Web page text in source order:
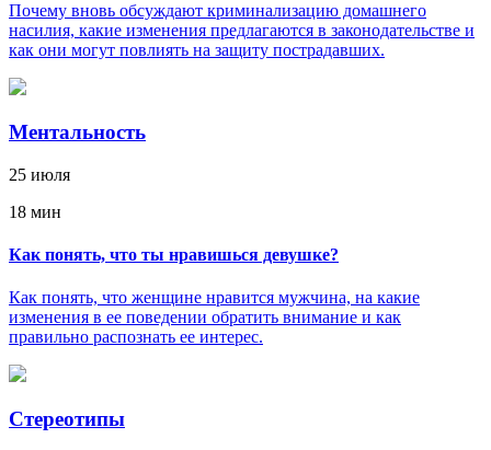
Почему вновь обсуждают криминализацию домашнего
насилия, какие изменения предлагаются в законодательстве и
как они могут повлиять на защиту пострадавших.
Ментальность
25 июля
18 мин
Как понять, что ты нравишься девушке?
Как понять, что женщине нравится мужчина, на какие
изменения в ее поведении обратить внимание и как
правильно распознать ее интерес.
Стереотипы